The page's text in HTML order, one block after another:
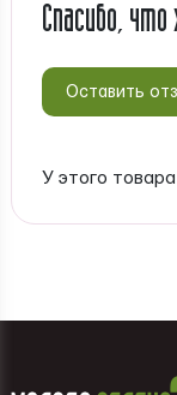
Спасибо, что
Оставить
У этого